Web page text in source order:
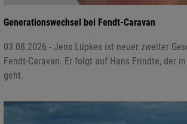
Generationswechsel bei Fendt-Caravan
03.08.2026 - Jens Lüpkes ist neuer zweiter
Fendt-Caravan. Er folgt auf Hans Frindte, der
geht.